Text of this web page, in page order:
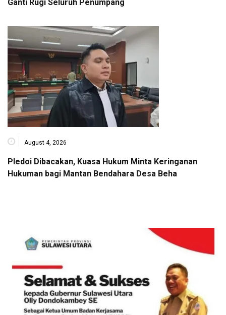
Ganti Rugi Seluruh Penumpang
August 4, 2026
Pledoi Dibacakan, Kuasa Hukum Minta Keringanan
Hukuman bagi Mantan Bendahara Desa Beha